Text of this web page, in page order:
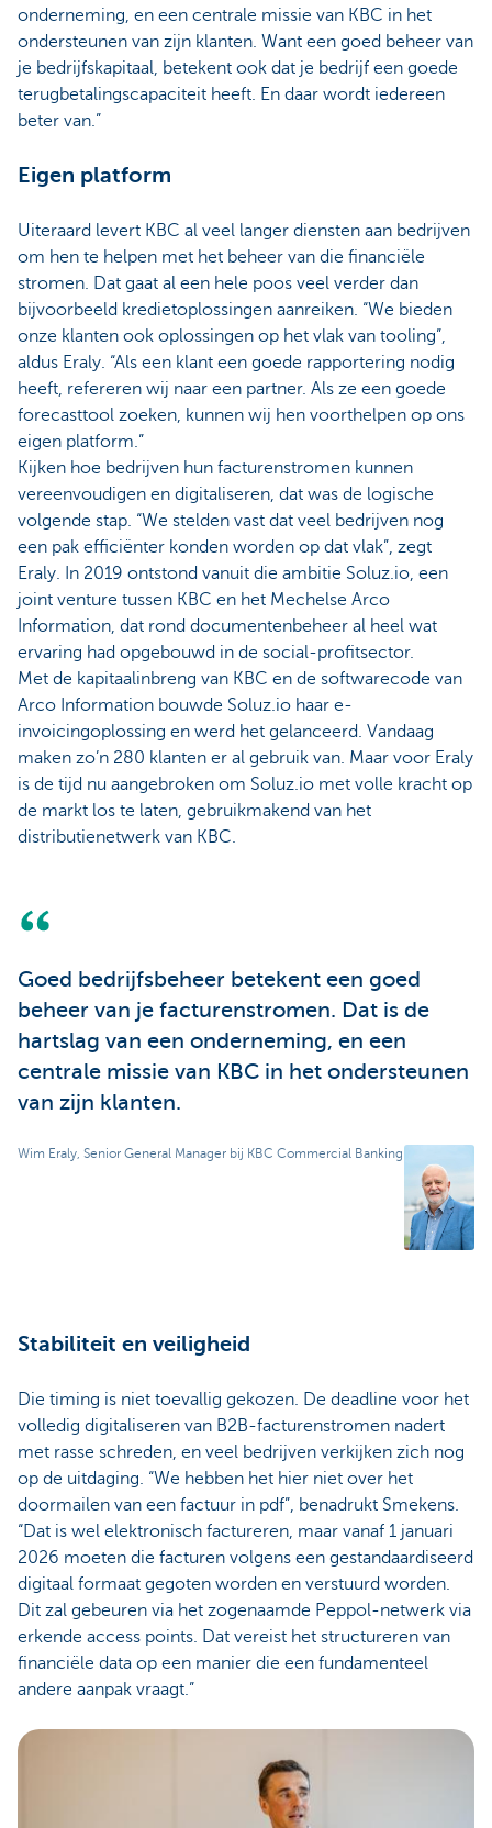
onderneming, en een centrale missie van KBC in het
ondersteunen van zijn klanten. Want een goed beheer van
je bedrijfskapitaal, betekent ook dat je bedrijf een goede
terugbetalingscapaciteit heeft. En daar wordt iedereen
beter van.”
Eigen platform
Uiteraard levert KBC al veel langer diensten aan bedrijven
om hen te helpen met het beheer van die financiële
stromen. Dat gaat al een hele poos veel verder dan
bijvoorbeeld kredietoplossingen aanreiken. “We bieden
onze klanten ook oplossingen op het vlak van tooling”,
aldus Eraly. “Als een klant een goede rapportering nodig
heeft, refereren wij naar een partner. Als ze een goede
forecasttool zoeken, kunnen wij hen voorthelpen op ons
eigen platform.”
Kijken hoe bedrijven hun facturenstromen kunnen
vereenvoudigen en digitaliseren, dat was de logische
volgende stap. “We stelden vast dat veel bedrijven nog
een pak efficiënter konden worden op dat vlak”, zegt
Eraly. In 2019 ontstond vanuit die ambitie Soluz.io, een
joint venture tussen KBC en het Mechelse Arco
Information, dat rond documentenbeheer al heel wat
ervaring had opgebouwd in de social-profitsector.
Met de kapitaalinbreng van KBC en de softwarecode van
Arco Information bouwde Soluz.io haar e-
invoicingoplossing en werd het gelanceerd. Vandaag
maken zo’n 280 klanten er al gebruik van. Maar voor Eraly
is de tijd nu aangebroken om Soluz.io met volle kracht op
de markt los te laten, gebruikmakend van het
distributienetwerk van KBC.
Goed bedrijfsbeheer betekent een goed
beheer van je facturenstromen. Dat is de
hartslag van een onderneming, en een
centrale missie van KBC in het ondersteunen
van zijn klanten.
Wim Eraly, Senior General Manager bij KBC Commercial Banking
Stabiliteit en veiligheid
Die timing is niet toevallig gekozen. De deadline voor het
volledig digitaliseren van B2B-facturenstromen nadert
met rasse schreden, en veel bedrijven verkijken zich nog
op de uitdaging. “We hebben het hier niet over het
doormailen van een factuur in pdf”, benadrukt Smekens.
“Dat is wel elektronisch factureren, maar vanaf 1 januari
2026 moeten die facturen volgens een gestandaardiseerd
digitaal formaat gegoten worden en verstuurd worden.
Dit zal gebeuren via het zogenaamde Peppol-netwerk via
erkende access points. Dat vereist het structureren van
financiële data op een manier die een fundamenteel
andere aanpak vraagt.”